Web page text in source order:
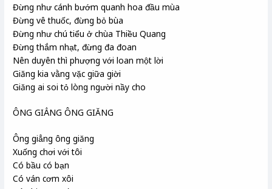
Đừng như cánh bướm quanh hoa đầu mùa
Đừng vê thuốc, đừng bỏ bùa
Đừng như chú tiểu ở chùa Thiều Quang
Đừng thắm nhạt, đừng đa đoan
Nên duyên thì phượng với loan một lời
Giăng kia vằng vặc giữa giời
Giăng ai soi tỏ lòng người nầy cho
ÔNG GIẲNG ÔNG GIĂNG
Ông giẳng ông giăng
Xuống chơi với tôi
Có bầu có bạn
Có ván cơm xôi